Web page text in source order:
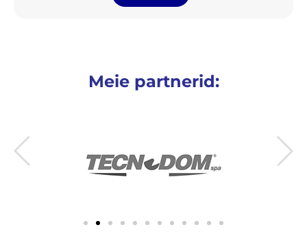
Meie partnerid: